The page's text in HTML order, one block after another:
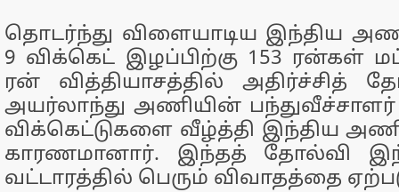
தொடர்ந்து விளையாடிய இந்திய
9 விக்கெட் இழப்பிற்கு 153 ரன்கள்
ரன் வித்தியாசத்தில் அதிர்ச்சித்
அயர்லாந்து அணியின் பந்துவீச்சாளர்
விக்கெட்டுகளை வீழ்த்தி இந்திய
காரணமானார். இந்தத் தோல்வி
வட்டாரத்தில் பெரும் விவாதத்தை